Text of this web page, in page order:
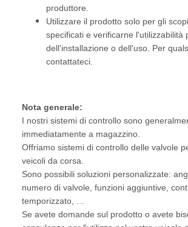
produttore.
Utilizzare il prodotto solo per gli
specificati e verificarne l'utilizzabilità
dell'installazione o dell'uso. Per
contattateci.
Nota generale:
I nostri sistemi di controllo sono
immediatamente a magazzino.
Offriamo sistemi di controllo delle valvole
veicoli da corsa.
Sono possibili soluzioni personalizzate:
numero di valvole, funzioni aggiuntive,
temporizzato, ...
Se avete domande sul prodotto o avete